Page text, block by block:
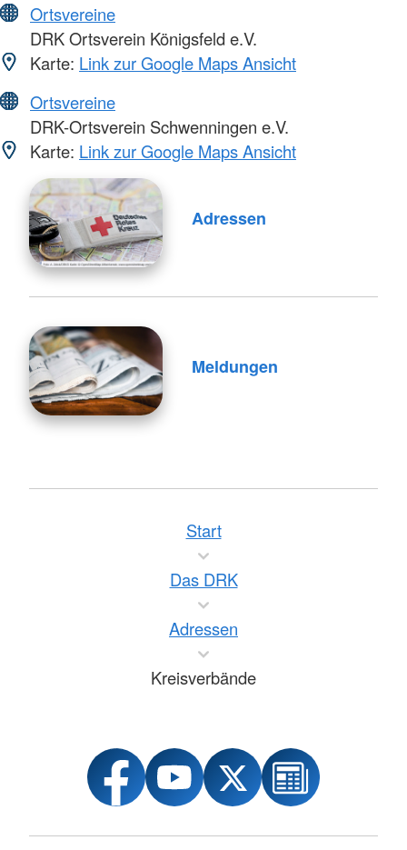
Ortsvereine
DRK Ortsverein Königsfeld e.V.
Karte: Link zur Google Maps Ansicht
Ortsvereine
DRK-Ortsverein Schwenningen e.V.
Karte: Link zur Google Maps Ansicht
Adressen
Meldungen
Start
Das DRK
Adressen
Kreisverbände